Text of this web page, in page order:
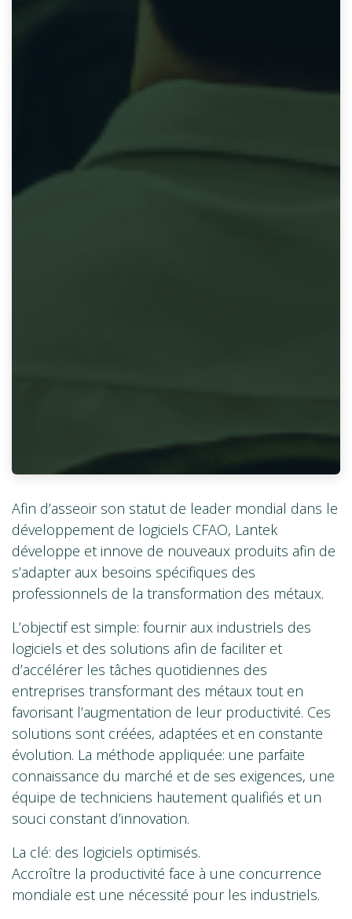
Afin d’asseoir son statut de leader mondial dans le
développement de logiciels CFAO, Lantek
développe et innove de nouveaux produits afin de
s’adapter aux besoins spécifiques des
professionnels de la transformation des métaux.
L’objectif est simple: fournir aux industriels des
logiciels et des solutions afin de faciliter et
d’accélérer les tâches quotidiennes des
entreprises transformant des métaux tout en
favorisant l’augmentation de leur productivité. Ces
solutions sont créées, adaptées et en constante
évolution. La méthode appliquée: une parfaite
connaissance du marché et de ses exigences, une
équipe de techniciens hautement qualifiés et un
souci constant d’innovation.
La clé: des logiciels optimisés.
Accroître la productivité face à une concurrence
mondiale est une nécessité pour les industriels.